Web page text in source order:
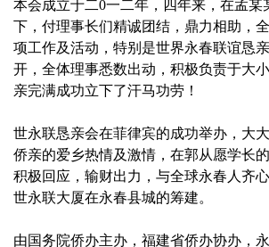
本会成立于二0一二年，四年来，在孟某
下，付理事长们精诚团结，鼎力相助，
项工作及活动，特别是世界永春联谊恳
开，全体理事悉数出动，积极负责于大
亲完满成功立下了汗马功劳！
世永联恳亲会在菲律宾的成功举办，大
侨亲的爱乡热情及激情，在郭从愿学长
积极回应，输财出力，与全球永春人齐
世永联大厦在永春县城的筹建。
由国务院侨办主办，福建省侨办协办，